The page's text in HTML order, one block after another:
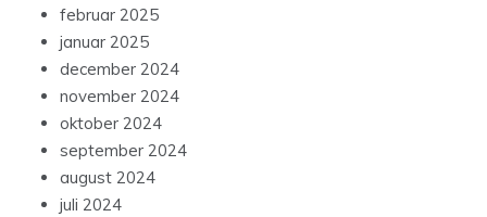
februar 2025
januar 2025
december 2024
november 2024
oktober 2024
september 2024
august 2024
juli 2024